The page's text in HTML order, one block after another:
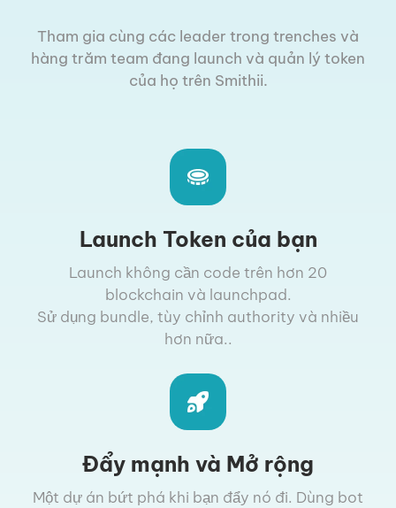
Tham gia cùng các leader trong trenches và
hàng trăm team đang launch và quản lý token
của họ trên Smithii.
Launch Token của bạn
Launch không cần code trên hơn 20
blockchain và launchpad.
Sử dụng bundle, tùy chỉnh authority và nhiều
hơn nữa..
Đẩy mạnh và Mở rộng
Một dự án bứt phá khi bạn đẩy nó đi. Dùng bot